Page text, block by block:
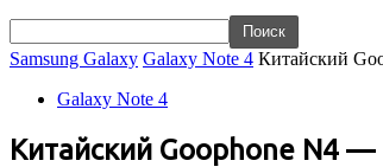
Samsung Galaxy Galaxy Note 4 Китайский
Galaxy Note 4
Китайский Goophone N4